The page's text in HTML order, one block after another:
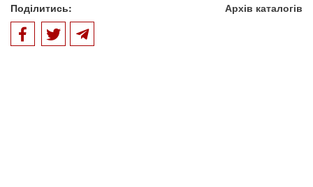
Поділитись: Архів каталогів